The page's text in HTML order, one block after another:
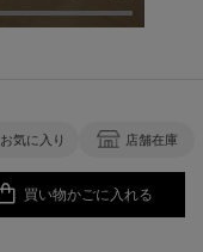
お気に入り 店舗在庫
買い物かごに入れる